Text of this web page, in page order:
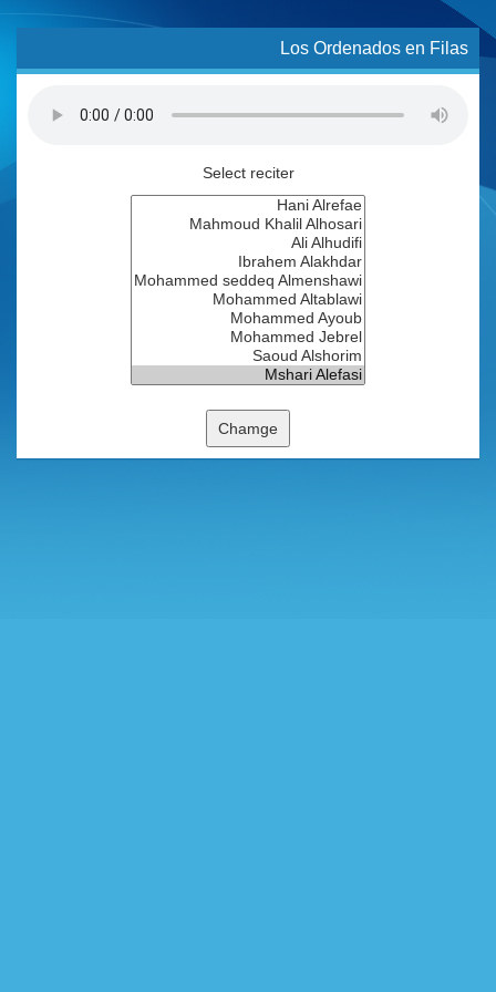
Los Ordenados en Filas
Select reciter